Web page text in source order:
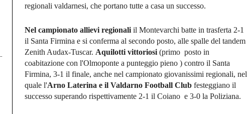
regionali valdarnesi, che portano tutte a casa un successo.
Nel campionato allievi regionali il Montevarchi batte in trasferta 2-1
il Santa Firmina e si conferma al secondo posto, alle spalle del tandem
Zenith Audax-Tuscar. Aquilotti vittoriosi (primo posto in
coabitazione con l'Olmoponte a punteggio pieno ) contro il Santa
Firmina, 3-1 il finale, anche nel campionato giovanissimi regionali, nel
quale l'Arno Laterina e il Valdarno Football Club festeggiano il
successo superando rispettivamente 2-1 il Coiano e 3-0 la Poliziana.